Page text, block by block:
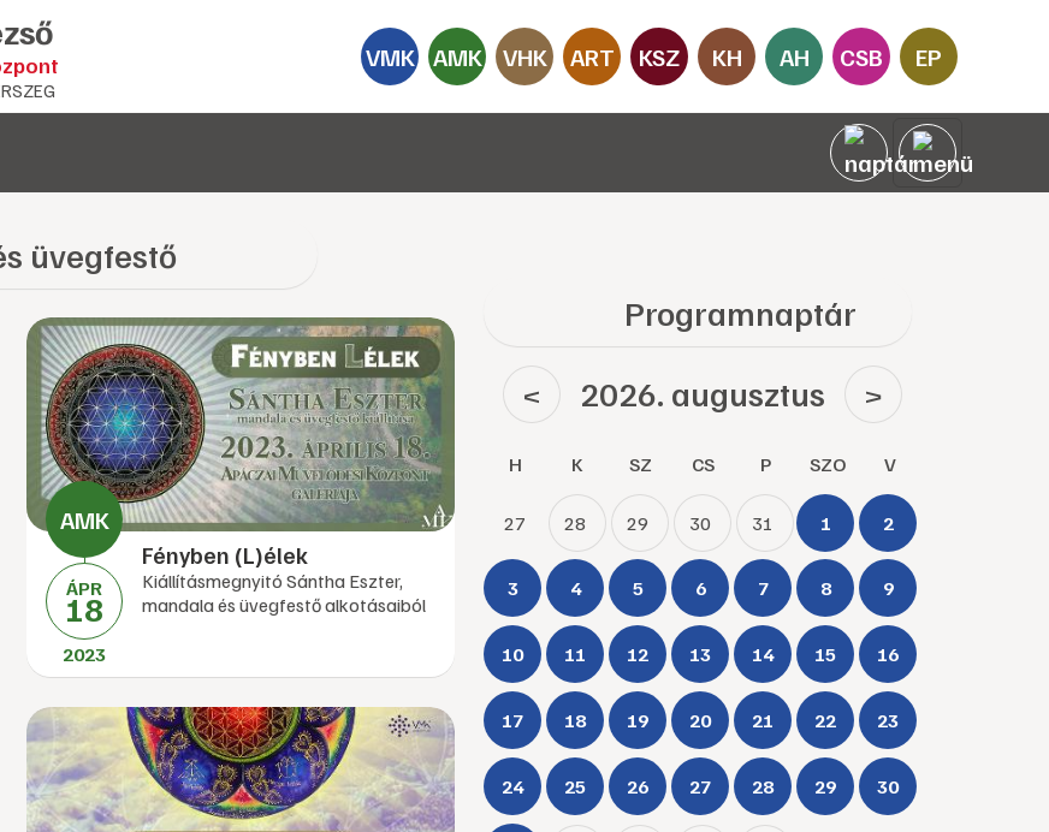
VMK AMK VHK ART KSZ KH AH CSB EP
üvegfestő
ÁPR
18
2023
Fényben (L)élek
Kiállításmegnyitó Sántha Eszter,
mandala és üvegfestő alkotásaiból
Programnaptár
< 2026. augusztus >
H K SZ CS P SZO V
27 28 29 30 31 1 2
3 4 5 6 7 8 9
10 11 12 13 14 15 16
17 18 19 20 21 22 23
24 25 26 27 28 29 30